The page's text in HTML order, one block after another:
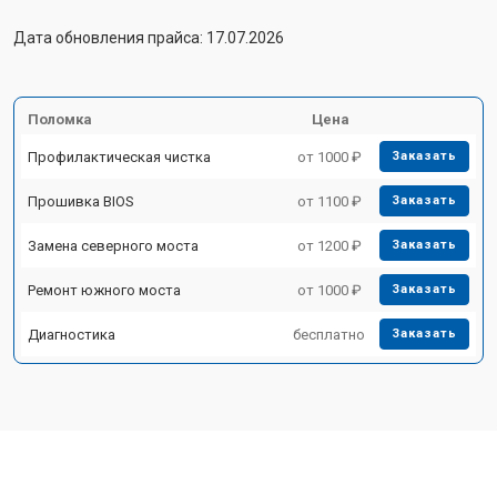
Дата обновления прайса: 17.07.2026
Поломка Цена
Профилактическая чистка от 1000 ₽ Заказать
Прошивка BIOS от 1100 ₽ Заказать
Замена северного моста от 1200 ₽ Заказать
Ремонт южного моста от 1000 ₽ Заказать
Диагностика бесплатно Заказать